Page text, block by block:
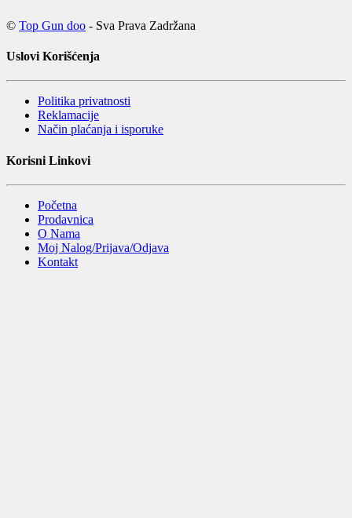
© Top Gun doo - Sva Prava Zadržana
Uslovi Korišćenja
Politika privatnosti
Reklamacije
Način plaćanja i isporuke
Korisni Linkovi
Početna
Prodavnica
O Nama
Moj Nalog/Prijava/Odjava
Kontakt